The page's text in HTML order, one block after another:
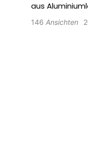
aus
Der integrierte
146 Ansichten